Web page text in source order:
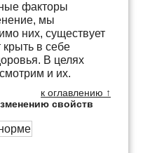
факторы
мы
них, существует
крыть в себе
В целях
и их.
к оглавлению ↑
свойств